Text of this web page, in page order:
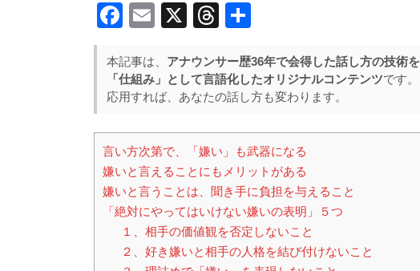
F
c
e
o
o
k
E
ail
X
T
e
a
s
本記事は、 アナウンサー歴36年で会得した話し方の技術を
「仕組み」として言語化したオリジナルコンテンツです。
応用すれば、あなたの話し方も変わります。
言い方次第で、「嫌い」も武器になる
嫌いと言えることにもメリットがある
嫌いと言うことは、聞き手に負担を与えること
「絶対にやってはいけない嫌いの表明」５つ
１、相手の価値観を否定しないこと
２、好き嫌いと相手の人格を結び付けないこと